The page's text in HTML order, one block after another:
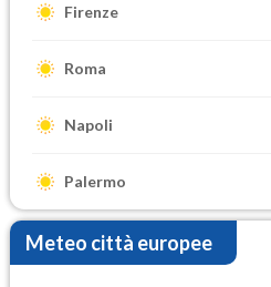
Firenze
Roma
Napoli
Palermo
Meteo città europee